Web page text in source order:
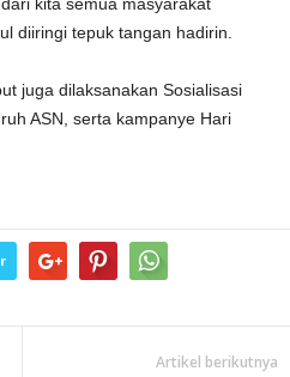
diiringi tepuk tangan hadirin.
juga dilaksanakan Sosialisasi
ASN, serta kampanye Hari
Artikel berikutnya